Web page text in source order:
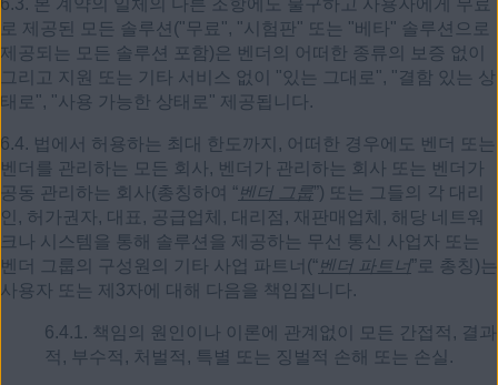
로 제공된 모든 솔루션("무료", "시험판" 또는 "베타" 솔루션으로
제공되는 모든 솔루션 포함)은 벤더의 어떠한 종류의 보증 없이
그리고 지원 또는 기타 서비스 없이 "있는 그대로", "결함 있는 상
태로", "사용 가능한 상태로" 제공됩니다.
6.4. 법에서 허용하는 최대 한도까지, 어떠한 경우에도 벤더 또는
벤더를 관리하는 모든 회사, 벤더가 관리하는 회사 또는 벤더가
공동 관리하는 회사(총칭하여 “ 벤더 그룹”) 또는 그들의 각 대리
인, 허가권자, 대표, 공급업체, 대리점, 재판매업체, 해당 네트워
크나 시스템을 통해 솔루션을 제공하는 무선 통신 사업자 또는
벤더 그룹의 구성원의 기타 사업 파트너(“ 벤더 파트너”로 총칭)는
사용자 또는 제3자에 대해 다음을 책임집니다.
6.4.1. 책임의 원인이나 이론에 관계없이 모든 간접적, 결과
적, 부수적, 처벌적, 특별 또는 징벌적 손해 또는 손실.